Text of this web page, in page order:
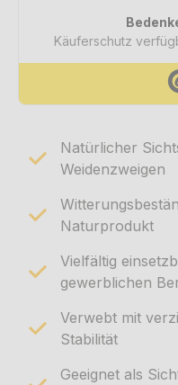
Natürlicher
Weidenzweigen
Naturprodukt
Vielfältig
gewerblichen
Verwebt mit
Stabilität
Geeignet als